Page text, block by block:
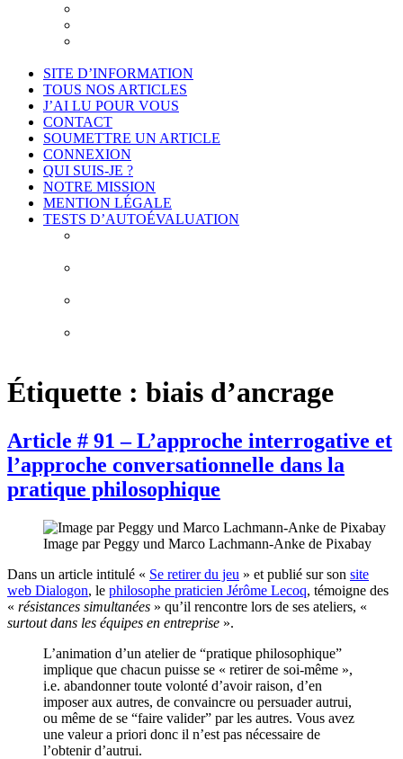
SITE D’INFORMATION
TOUS NOS ARTICLES
J’AI LU POUR VOUS
CONTACT
SOUMETTRE UN ARTICLE
CONNEXION
QUI SUIS-JE ?
NOTRE MISSION
MENTION LÉGALE
TESTS D’AUTOÉVALUATION
Étiquette : biais d’ancrage
Article # 91 – L’approche interrogative et
l’approche conversationnelle dans la
pratique philosophique
Image par Peggy und Marco Lachmann-Anke de Pixabay
Dans un article intitulé « Se retirer du jeu » et publié sur son site
web Dialogon, le philosophe praticien Jérôme Lecoq, témoigne des
« résistances simultanées » qu’il rencontre lors de ses ateliers, «
surtout dans les équipes en entreprise ».
L’animation d’un atelier de “pratique philosophique”
implique que chacun puisse se « retirer de soi-même »,
i.e. abandonner toute volonté d’avoir raison, d’en
imposer aux autres, de convaincre ou persuader autrui,
ou même de se “faire valider” par les autres. Vous avez
une valeur a priori donc il n’est pas nécessaire de
l’obtenir d’autrui.